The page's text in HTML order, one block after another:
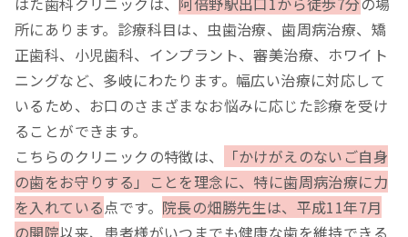
所にあります。診療科目は、虫歯治療、歯周病治療、矯
正歯科、小児歯科、インプラント、審美治療、ホワイト
ニングなど、多岐にわたります。幅広い治療に対応して
いるため、お口のさまざまなお悩みに応じた診療を受け
ることができます。
こちらのクリニックの特徴は、
「かけがえのないご自身
の歯をお守りする」ことを理念に、特に歯周病治療に力
を入れている点です。 院長の畑勝先生は、平成11年7月